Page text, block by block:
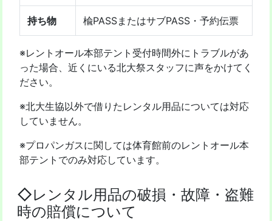
持ち物 楡PASSまたはサブPASS・予約伝票
※レントオール本部テント受付時間外にトラブルがあ
った場合、近くにいる北大祭スタッフに声をかけてく
ださい。
※北大生協以外で借りたレンタル用品については対応
していません。
※プロパンガスに関しては体育館前のレントオール本
部テントでのみ対応しています。
◇レンタル用品の破損・故障・盗難
時の賠償について